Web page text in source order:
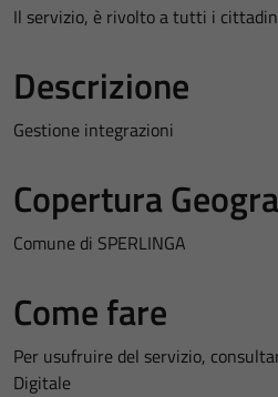
Il servizio, è rivolto a tutti i
Descrizione
Gestione integrazioni
Copertura
Comune di SPERLINGA
Come fare
Per usufruire del servizio,
Digitale